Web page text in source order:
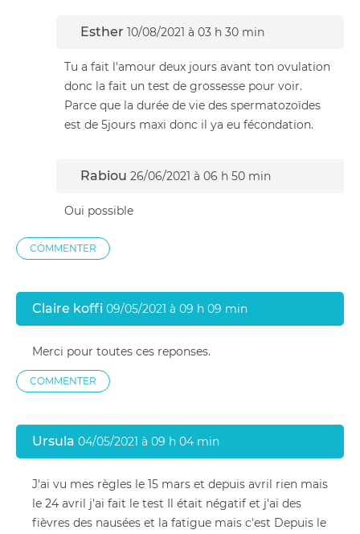
Esther 10/08/2021 à 03 h 30 min
Tu a fait l'amour deux jours avant ton ovulation
donc la fait un test de grossesse pour voir.
Parce que la durée de vie des spermatozoïdes
est de 5jours maxi donc il ya eu fécondation.
Rabiou 26/06/2021 à 06 h 50 min
Oui possible
COMMENTER
Claire koffi 09/05/2021 à 09 h 09 min
Merci pour toutes ces reponses.
COMMENTER
Ursula 04/05/2021 à 09 h 04 min
J'ai vu mes règles le 15 mars et depuis avril rien mais
le 24 avril j'ai fait le test Il était négatif et j'ai des
fièvres des nausées et la fatigue mais c'est Depuis le